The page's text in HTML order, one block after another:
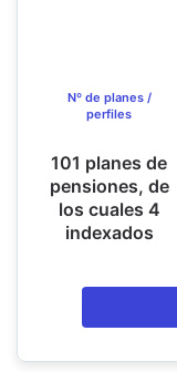
Nº de planes /
perfiles
101 planes de
pensiones, de
los cuales 4
indexados